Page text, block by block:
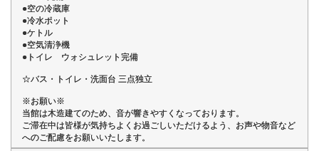
●空の冷蔵庫
●冷水ポット
●ケトル
●空気清浄機
●トイレ ウォシュレット完備
☆バス・トイレ・洗面台 三点独立
※お願い※
当館は木造建てのため、音が響きやすくなっております。
ご滞在中は皆様が気持ちよくお過ごしいただけるよう、お声や物音など
へのご配慮をお願いいたします。